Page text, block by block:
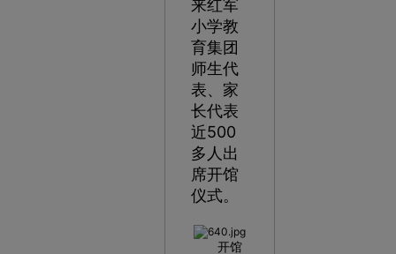
来红军
小学教
育集团
师生代
表、家
长代表
近500
多人出
席开馆
仪式。
开馆